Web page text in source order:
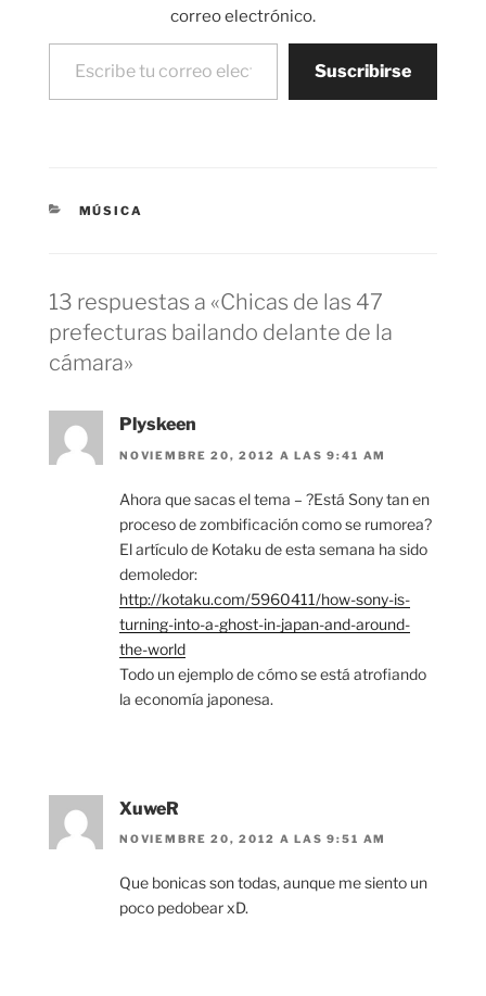
correo electrónico.
Escribe tu correo electrónico…
Suscribirse
CATEGORÍAS
MÚSICA
13 respuestas a «Chicas de las 47
prefecturas bailando delante de la
cámara»
Plyskeen
NOVIEMBRE 20, 2012 A LAS 9:41 AM
Ahora que sacas el tema – ?Está Sony tan en
proceso de zombificación como se rumorea?
El artículo de Kotaku de esta semana ha sido
demoledor:
http://kotaku.com/5960411/how-sony-is-
turning-into-a-ghost-in-japan-and-around-
the-world
Todo un ejemplo de cómo se está atrofiando
la economía japonesa.
XuweR
NOVIEMBRE 20, 2012 A LAS 9:51 AM
Que bonicas son todas, aunque me siento un
poco pedobear xD.